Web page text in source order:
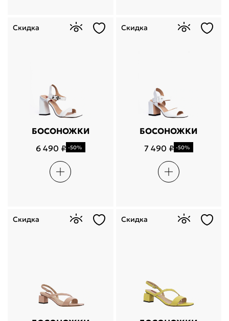
БОСОНОЖКИ
6 490 ₽ -50%
Скидка
БОСОНОЖКИ
7 490 ₽ -50%
Скидка
Скидка Скидка